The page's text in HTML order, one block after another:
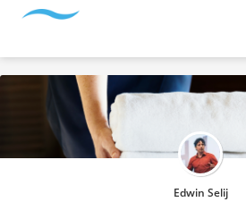
Edwin Selij